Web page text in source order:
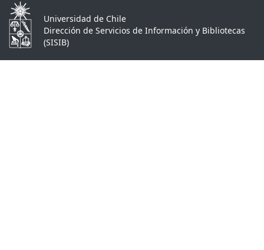
Universidad de Chile
Dirección de Servicios de Información y Bibliotecas
(SISIB)